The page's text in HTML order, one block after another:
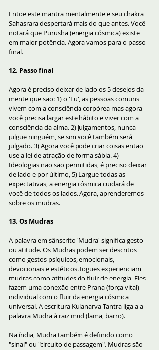
Entoe este mantra mentalmente e seu chakra
Sahasrara despertará mais do que antes. Você
notará que Purusha (energia cósmica) existe
em maior potência. Agora vamos para o passo
final.
12. Passo final
Agora é preciso deixar de lado os 5 desejos da
mente que são: 1) o 'Eu', as pessoas comuns
vivem com a consciência corpórea mas agora
você precisa largar este hábito e viver com a
consciência da alma. 2) Julgamentos, nunca
julgue ninguém, se sim você também será
julgado. 3) Agora você pode criar coisas então
use a lei de atração de forma sábia. 4)
Ideologias não são permitidas, é preciso deixar
de lado e por último, 5) Largue todas as
expectativas, a energia cósmica cuidará de
você de todos os lados. Agora, aprenderemos
sobre os mudras.
13. Os Mudras
A palavra em sânscrito 'Mudra' significa gesto
ou atitude. Os Mudras podem ser descritos
como gestos psíquicos, emocionais,
devocionais e estéticos. Iogues experienciam
mudras como atitudes do fluir de energia. Eles
fazem uma conexão entre Prana (força vital)
individual com o fluir da energia cósmica
universal. A escritura Kulanarva Tantra liga a a
palavra Mudra à raiz mud (lama, barro).
Na índia, Mudra também é definido como
"sinal" ou "circuito de passagem". Mudras são